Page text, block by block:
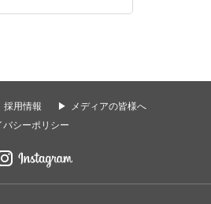
採用情報
メディアの皆様へ
バシーポリシー